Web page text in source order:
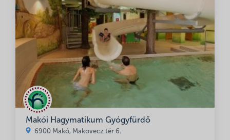
Makói Hagymatikum Gyógyfürdő
6900 Makó, Makovecz tér 6.